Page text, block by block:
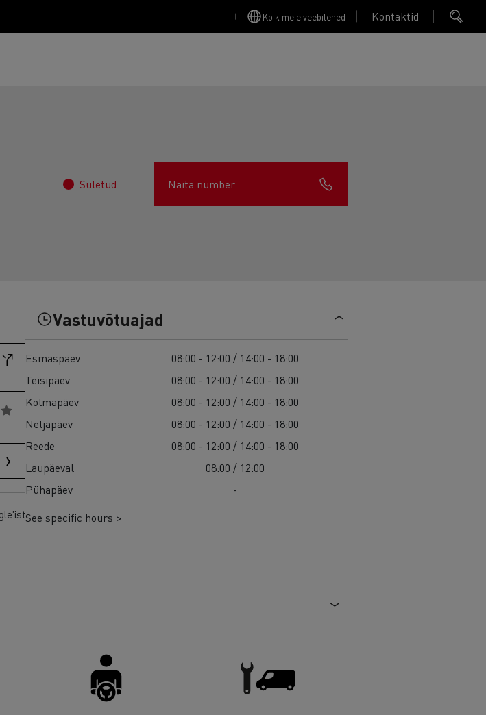
Kõik meie veebilehed Kontaktid
Red Edition
Finansējums un apdrošināšana
Apkope
Suletud Näita number
Vastuvõtuajad
Esmaspäev
08:00 - 12:00 / 14:00 - 18:00
Teisipäev
08:00 - 12:00 / 14:00 - 18:00
Kolmapäev
08:00 - 12:00 / 14:00 - 18:00
Neljapäev
08:00 - 12:00 / 14:00 - 18:00
Reede
08:00 - 12:00 / 14:00 - 18:00
Laupäeval
08:00 / 12:00
Pühapäev
-
See specific hours >